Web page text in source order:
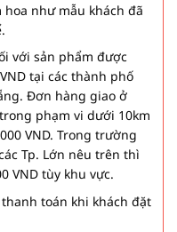
như mẫu khách đã
với sản phẩm được
tại các thành phố
Đơn hàng giao ở
phạm vi dưới 10km
VND. Trong trường
Tp. Lớn nêu trên thì
VND tùy khu vực.
toán khi khách đặt